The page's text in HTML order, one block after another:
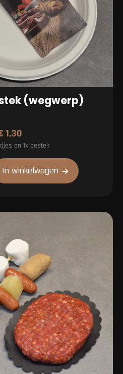
(wegwerp)
1,30
en 1x bestek
In winkelwagen